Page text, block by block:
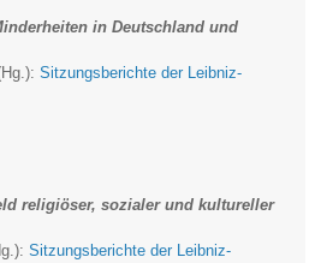
in Deutschland und
Sitzungsberichte der Leibniz-
religiöser, sozialer und kultureller
Sitzungsberichte der Leibniz-